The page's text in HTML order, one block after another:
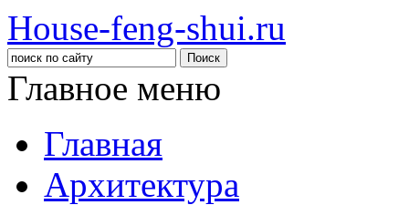
House-feng-shui.ru
Главное меню
Главная
Архитектура